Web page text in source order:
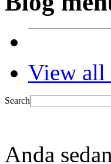
View all
Search
Anda